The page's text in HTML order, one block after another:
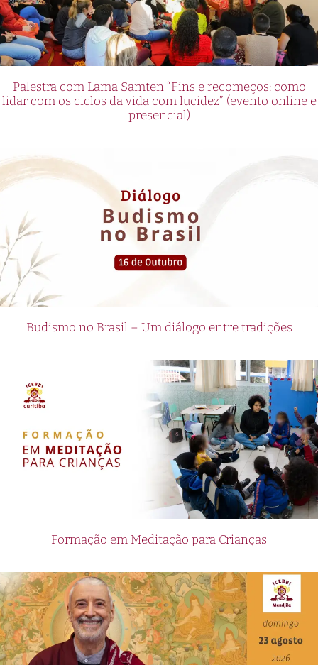
Palestra com Lama Samten “Fins e recomeços: como
lidar com os ciclos da vida com lucidez” (evento online e
presencial)
Budismo no Brasil – Um diálogo entre tradições
Formação em Meditação para Crianças